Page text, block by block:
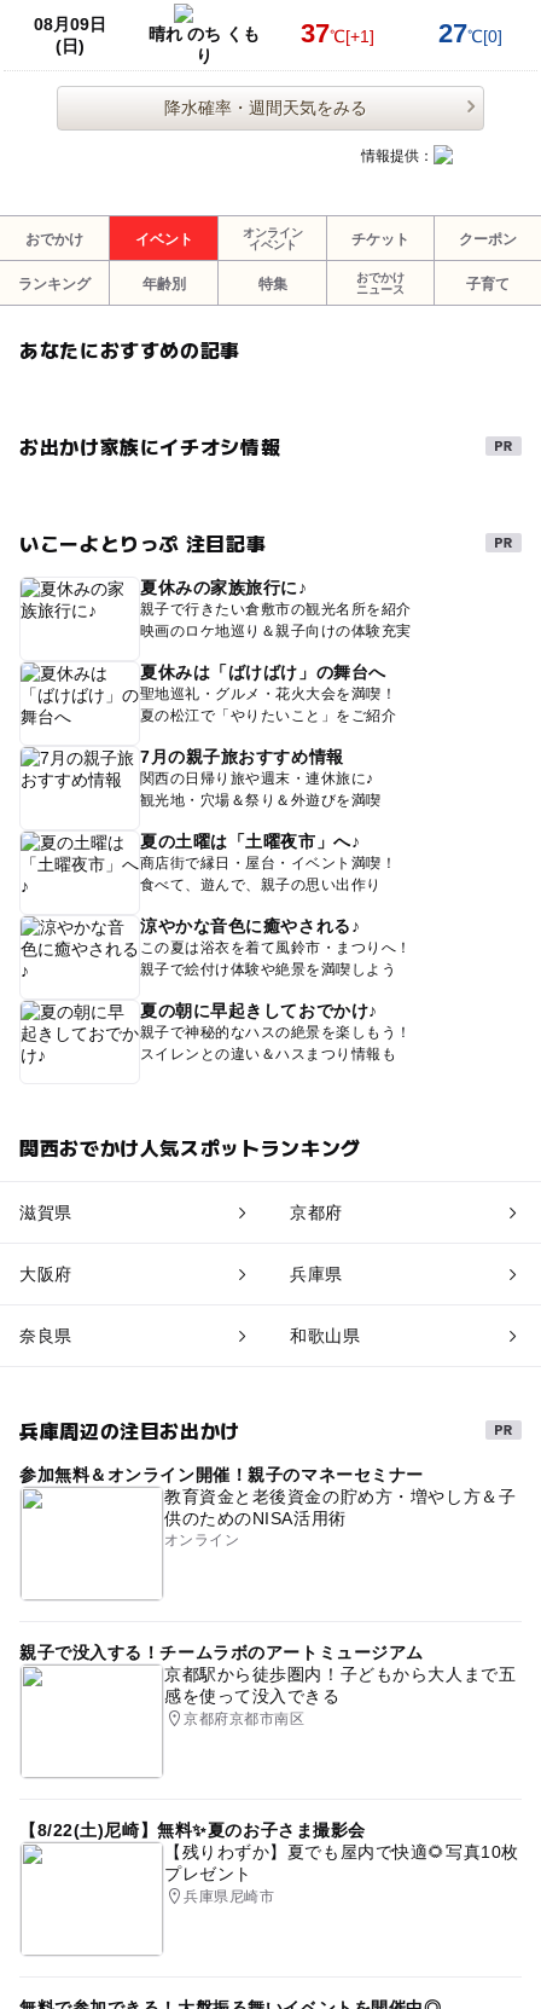
08月09日
(日)
晴れ のち くも
り
37℃[+1] 27℃[0]
降水確率・週間天気をみる
情報提供：
おでかけ イベント
オンライン
イベント
チケット クーポン
ランキング 年齢別 特集
おでかけ
ニュース
子育て
あなたにおすすめの記事
お出かけ家族にイチオシ情報
いこーよとりっぷ 注目記事
夏休みの家族旅行に♪
親子で行きたい倉敷市の観光名所を紹介
映画のロケ地巡り＆親子向けの体験充実
夏休みは「ばけばけ」の舞台へ
聖地巡礼・グルメ・花火大会を満喫！
夏の松江で「やりたいこと」をご紹介
7月の親子旅おすすめ情報
関西の日帰り旅や週末・連休旅に♪
観光地・穴場＆祭り＆外遊びを満喫
夏の土曜は「土曜夜市」へ♪
商店街で縁日・屋台・イベント満喫！
食べて、遊んで、親子の思い出作り
涼やかな音色に癒やされる♪
この夏は浴衣を着て風鈴市・まつりへ！
親子で絵付け体験や絶景を満喫しよう
夏の朝に早起きしておでかけ♪
親子で神秘的なハスの絶景を楽しもう！
スイレンとの違い＆ハスまつり情報も
関西おでかけ人気スポットランキング
滋賀県 京都府
大阪府 兵庫県
奈良県 和歌山県
兵庫周辺の注目お出かけ
参加無料＆オンライン開催！親子のマネーセミナー
教育資金と老後資金の貯め方・増やし方＆子
供のためのNISA活用術
オンライン
親子で没入する！チームラボのアートミュージアム
京都駅から徒歩圏内！子どもから大人まで五
感を使って没入できる
京都府京都市南区
【8/22(土)尼崎】無料✨夏のお子さま撮影会
【残りわずか】夏でも屋内で快適🌻写真10枚
プレゼント
兵庫県尼崎市